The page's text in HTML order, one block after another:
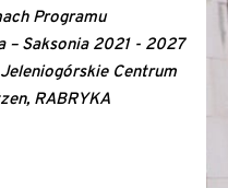
Programu
– Saksonia 2021 - 2027
Centrum
RABRYKA